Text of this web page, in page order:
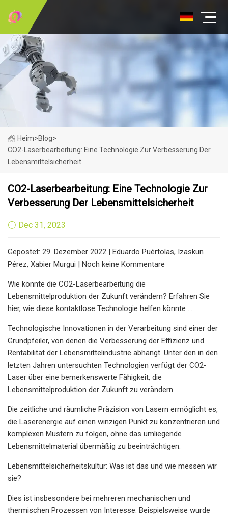
Heim>Blog>
CO2-Laserbearbeitung: Eine Technologie Zur Verbesserung Der
Lebensmittelsicherheit
CO2-Laserbearbeitung: Eine Technologie Zur
Verbesserung Der Lebensmittelsicherheit
Dec 31, 2023
Gepostet: 29. Dezember 2022 | Eduardo Puértolas, Izaskun
Pérez, Xabier Murgui | Noch keine Kommentare
Wie könnte die CO2-Laserbearbeitung die
Lebensmittelproduktion der Zukunft verändern? Erfahren Sie
hier, wie diese kontaktlose Technologie helfen könnte …
Technologische Innovationen in der Verarbeitung sind einer der
Grundpfeiler, von denen die Verbesserung der Effizienz und
Rentabilität der Lebensmittelindustrie abhängt. Unter den in den
letzten Jahren untersuchten Technologien verfügt der CO2-
Laser über eine bemerkenswerte Fähigkeit, die
Lebensmittelproduktion der Zukunft zu verändern.
Die zeitliche und räumliche Präzision von Lasern ermöglicht es,
die Laserenergie auf einen winzigen Punkt zu konzentrieren und
komplexen Mustern zu folgen, ohne das umliegende
Lebensmittelmaterial übermäßig zu beeinträchtigen.
Lebensmittelsicherheitskultur: Was ist das und wie messen wir
sie?
Dies ist insbesondere bei mehreren mechanischen und
thermischen Prozessen von Interesse. Beispielsweise wurde